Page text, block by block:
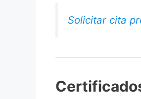
Solicitar cita